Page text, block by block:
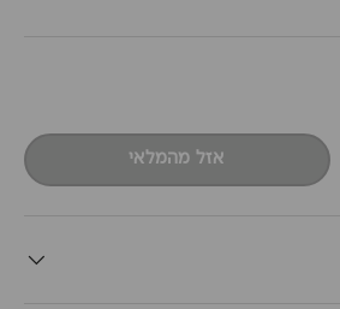
אזל מהמלאי